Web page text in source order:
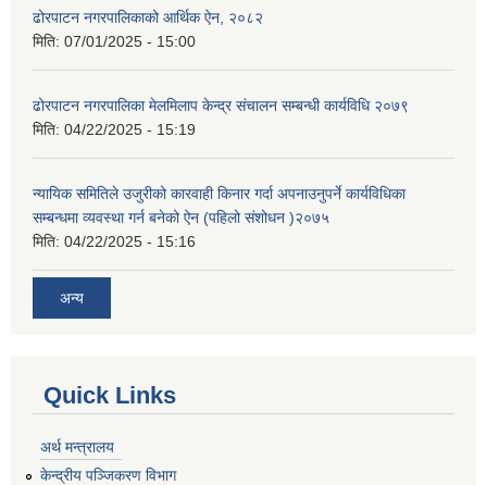
ढोरपाटन नगरपालिकाको आर्थिक ऐन, २०८२
मिति: 07/01/2025 - 15:00
ढोरपाटन नगरपालिका मेलमिलाप केन्द्र संचालन सम्बन्धी कार्यविधि २०७९
मिति: 04/22/2025 - 15:19
न्यायिक समितिले उजुरीको कारवाही किनार गर्दा अपनाउनुपर्ने कार्यविधिका
सम्बन्धमा व्यवस्था गर्न बनेको ऐन (पहिलो संशोधन )२०७५
मिति: 04/22/2025 - 15:16
अन्य
Quick Links
अर्थ मन्त्रालय
केन्द्रीय पञ्जिकरण विभाग